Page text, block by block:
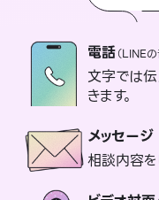
電話（LINE
文字では
きます。
メッセージ
相談内容を